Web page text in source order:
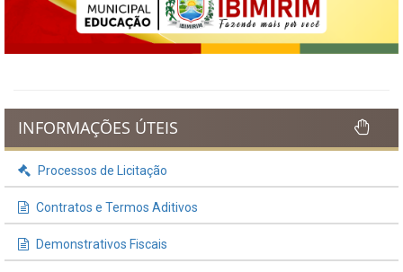
INFORMAÇÕES ÚTEIS
Processos de Licitação
Contratos e Termos Aditivos
Demonstrativos Fiscais